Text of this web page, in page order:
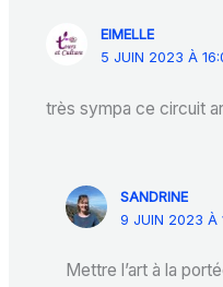
EIMELLE
5 JUIN 2023 À
très sympa ce circuit
SANDRINE
9 JUIN 2023 À
Mettre l’art à la